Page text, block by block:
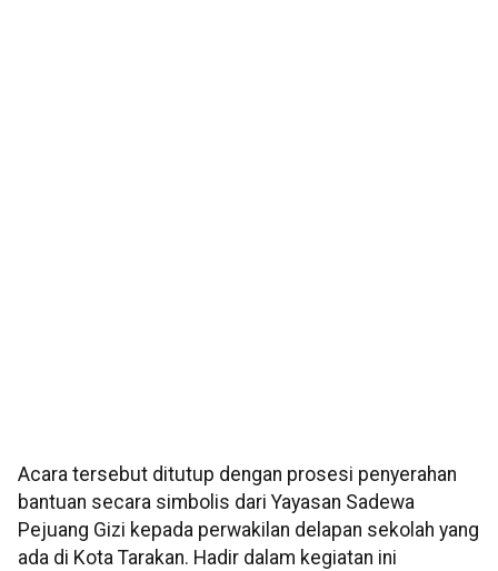
Acara tersebut ditutup dengan prosesi penyerahan
bantuan secara simbolis dari Yayasan Sadewa
Pejuang Gizi kepada perwakilan delapan sekolah yang
ada di Kota Tarakan. Hadir dalam kegiatan ini